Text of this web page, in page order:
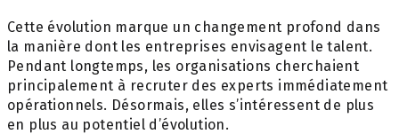
Cette évolution marque un changement profond dans
la manière dont les entreprises envisagent le talent.
Pendant longtemps, les organisations cherchaient
principalement à recruter des experts immédiatement
opérationnels. Désormais, elles s’intéressent de plus
en plus au potentiel d’évolution.